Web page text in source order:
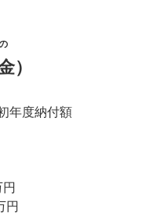
）
年度納付額